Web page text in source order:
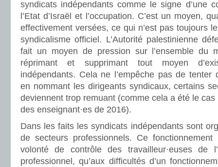
syndicats indépendants comme le signe d’une
l’Etat d’Israël et l’occupation. C’est un moyen,
effectivement versées, ce qui n’est pas toujours
syndicalisme officiel. L’Autorité palestinienne
fait un moyen de pression sur l’ensemble du
réprimant et supprimant tout moyen
indépendants. Cela ne l’empêche pas de tenter
en nommant les dirigeants syndicaux, certains
deviennent trop remuant (comme cela a été le
des enseignant·es de 2016).
Dans les faits les syndicats indépendants sont
de secteurs professionnels. Ce
volonté de contrôle des travailleur·euses de
professionnel, qu’aux difficultés d’un